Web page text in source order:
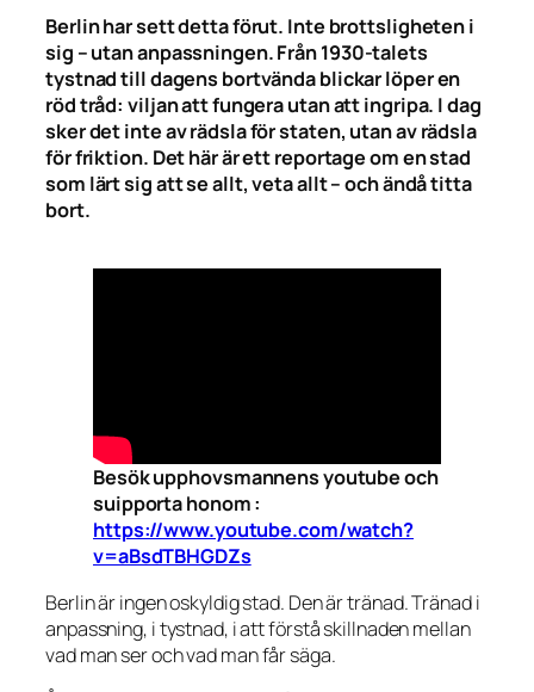
Berlin har sett detta förut. Inte brottsligheten i
sig – utan anpassningen. Från 1930-talets
tystnad till dagens bortvända blickar löper en
röd tråd: viljan att fungera utan att ingripa. I dag
sker det inte av rädsla för staten, utan av rädsla
för friktion. Det här är ett reportage om en stad
som lärt sig att se allt, veta allt – och ändå titta
bort.
Besök upphovsmannens youtube och
suipporta honom :
https://www.youtube.com/watch?
v=aBsdTBHGDZs
Berlin är ingen oskyldig stad. Den är tränad. Tränad i
anpassning, i tystnad, i att förstå skillnaden mellan
vad man ser och vad man får säga.